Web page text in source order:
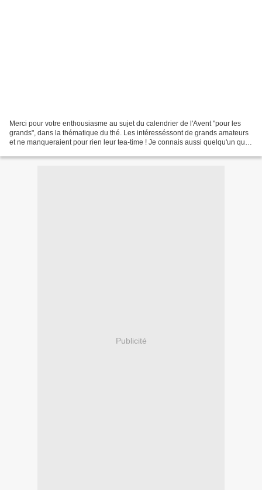
Merci pour votre enthousiasme au sujet du calendrier de l'Avent "pour les
grands", dans la thématique du thé. Les intéresséssont de grands amateurs
et ne manqueraient pour rien leur tea-time ! Je connais aussi quelqu'un qui
Publicité